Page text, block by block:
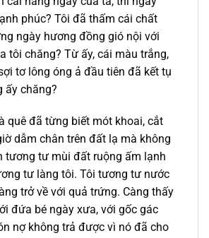
phúc? Tôi đã thấm cái chất
ngày hương đồng gió nội với
tôi chăng? Từ ấy, cái màu trắng,
tơ lông óng ả đầu tiên đã kết tụ
ấy chăng?
quê đã từng biết mót khoai, cắt
dẫm chân trên đất lạ mà không
tương tư mùi đất ruộng ấm lạnh
tư làng tôi. Tôi tương tư nước
trở về với quả trứng. Càng thấy
đứa bé ngày xưa, với gốc gác
nợ không trả được vì nó đã cho